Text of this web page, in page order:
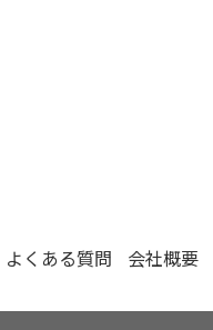
よくある質問 会社概要